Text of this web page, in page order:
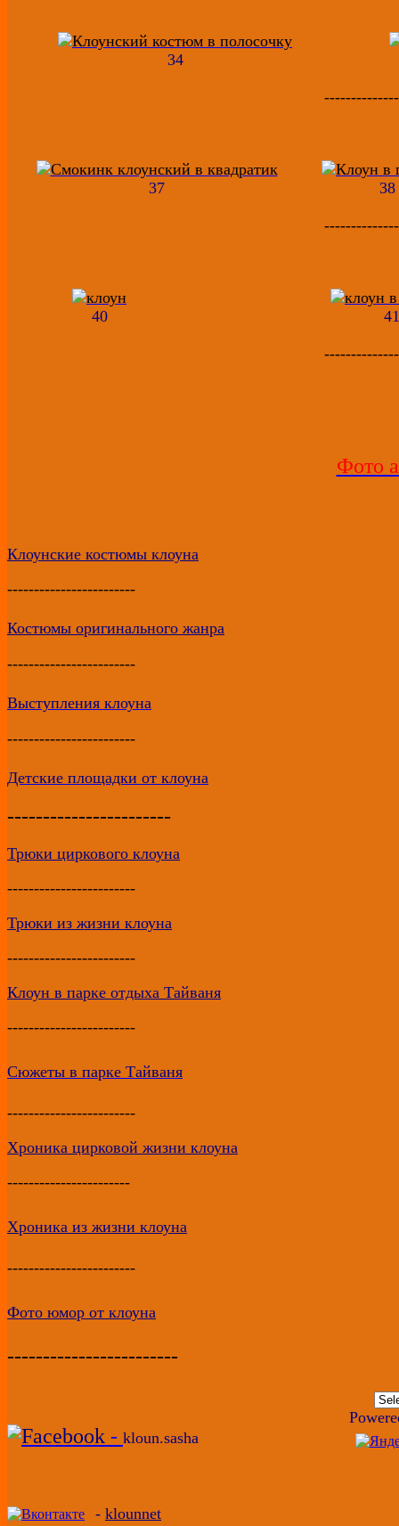
34
37 38
40 41
Фото
Клоунские костюмы клоуна
------------------------
Костюмы оригинального жанра
------------------------
Выступления клоуна
------------------------
Детские площадки от клоуна
-----------------------
Трюки циркового клоуна
------------------------
Трюки из жизни клоуна
------------------------
Клоун в парке отдыха Тайваня
------------------------
Cюжеты в парке Тайваня
------------------------
Хроника цирковой жизни клоуна
-----------------------
Хроника из жизни клоуна
------------------------
Фото юмор от клоуна
------------------------
- kloun.sasha
- klounnet